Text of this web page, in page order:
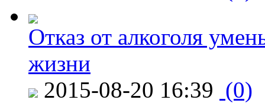
Отказ от алкоголя
жизни
2015-08-20 16:39 (0)